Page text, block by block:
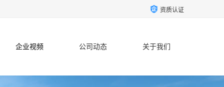
资质认证
企业视频 公司动态 关于我们